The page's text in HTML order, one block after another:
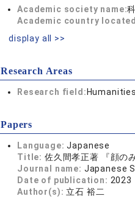
Academic society name:
Academic country
display all >>
Research Areas
Research field:
Papers
Language:Japanese
Title: 佐久間孝正著 『顔の
Journal name: Japanese
Date of publication: 2023
Author(s): 立石 裕二